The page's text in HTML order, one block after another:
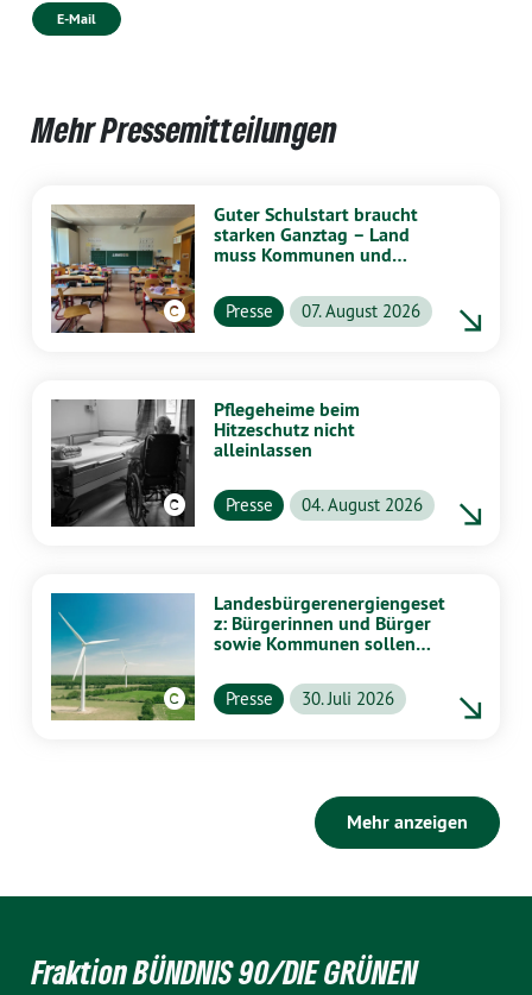
E-Mail
Mehr Pressemitteilungen
Guter Schulstart braucht
starken Ganztag – Land
muss Kommunen und
unterstützen
Presse 07. August 2026
Pflegeheime beim
Hitzeschutz nicht
alleinlassen
Presse 04. August 2026
Landesbürgerenergiengeset
z: Bürgerinnen und Bürger
sowie Kommunen sollen
profitieren
Presse 30. Juli 2026
Mehr anzeigen
Fraktion BÜNDNIS 90/DIE GRÜNEN